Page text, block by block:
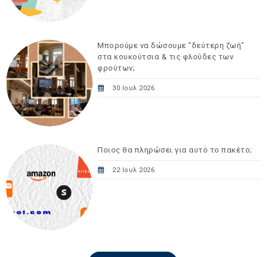
Μπορούμε να δώσουμε "δεύτερη ζωή"
στα κουκούτσια & τις φλούδες των
φρούτων;
30 Ιουλ 2026
Ποιος θα πληρώσει για αυτό το πακέτο;
22 Ιουλ 2026